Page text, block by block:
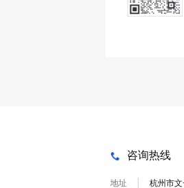
咨询热线
地址 杭州市文